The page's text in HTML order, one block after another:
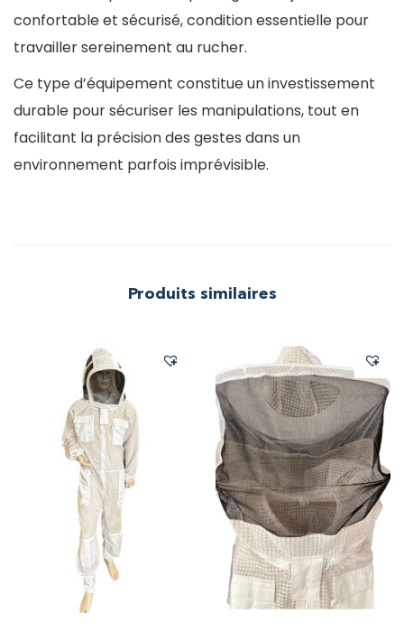
confortable et sécurisé, condition essentielle pour
travailler sereinement au rucher.
Ce type d’équipement constitue un investissement
durable pour sécuriser les manipulations, tout en
facilitant la précision des gestes dans un
environnement parfois imprévisible.
Produits similaires